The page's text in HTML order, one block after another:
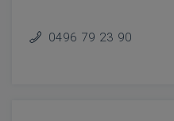
0496 79 23 90